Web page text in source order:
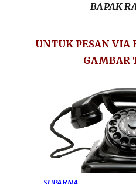
BAPAK
UNTUK PESAN VIA
GAMBAR